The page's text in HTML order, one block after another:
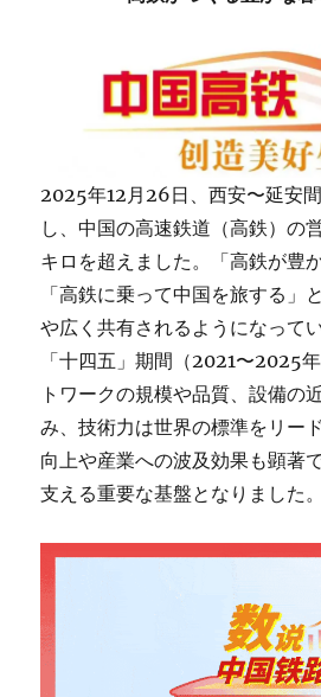
2025年12月26日、西安〜延安
し、中国の高速鉄道（高鉄）の
キロを超えました。「高鉄が豊
「高鉄に乗って中国を旅する」
や広く共有されるようになってい
「十四五」期間（2021〜2025
トワークの規模や品質、設備の
み、技術力は世界の標準をリー
向上や産業への波及効果も顕著
支える重要な基盤となりました。